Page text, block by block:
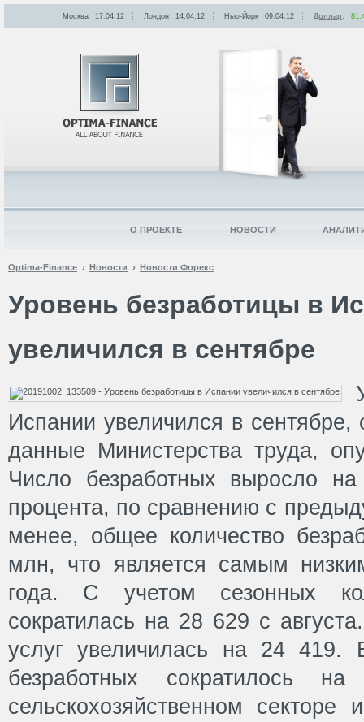
Optima-Finance Новости Новости Форекс
Уровень безработицы в
увеличился в сентябре
Испании увеличился в сентябре,
данные Министерства труда,
Число безработных выросло
процента, по сравнению с
менее, общее количество
млн, что является самым
года. С учетом сезонных
сократилась на 28 629 с
услуг увеличилась на 24
безработных сократилось
сельскохозяйственном
Москва 17:04:12 Лондон 14:04:12 Нью-Йорк 09:04:12 Доллар:
О ПРОЕКТЕ НОВОСТИ